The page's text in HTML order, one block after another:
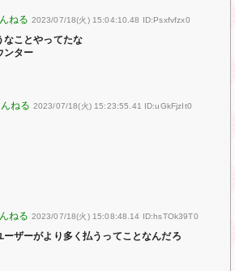
2023/07/18(火) 15:04:10.48 ID:Psxfvfzx0
なことやってたな
ンター
2023/07/18(火) 15:23:55.41 ID:uGkFjzIt0
2023/07/18(火) 15:08:48.14 ID:hsTOk39T0
ザーがより多く払うってことなんだろ